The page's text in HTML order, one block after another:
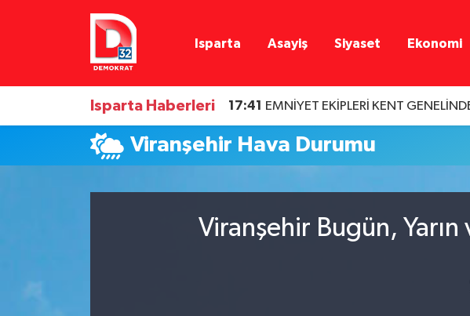
Isparta Asayiş Siyaset Ekonomi
Isparta Haberleri 17:41 EMNİYET EKİPLERİ KENT
Viranşehir Hava Durumu
Viranşehir Bugün,
Isparta Nöbetçi Eczaneler
Isparta Hava Durumu
Isparta Namaz Vakitleri
Süper Lig Puan Durumu ve Fikstür